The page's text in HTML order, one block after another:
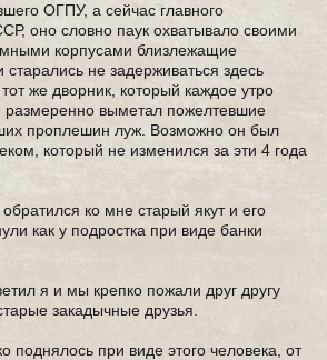
ОГПУ, а сейчас главного
оно словно паук охватывало своими
корпусами близлежащие
не задерживаться здесь
же дворник, который каждое утро
размеренно выметал пожелтевшие
проплешин луж. Возможно он был
который не изменился за эти 4 года
ко мне старый якут и его
как у подростка при виде банки
я и мы крепко пожали друг другу
закадычные друзья.
поднялось при виде этого человека, от